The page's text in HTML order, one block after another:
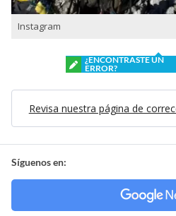
Instagram
¿ENCONTRASTE UN
ERROR?
Revisa nuestra página de
Síguenos en: